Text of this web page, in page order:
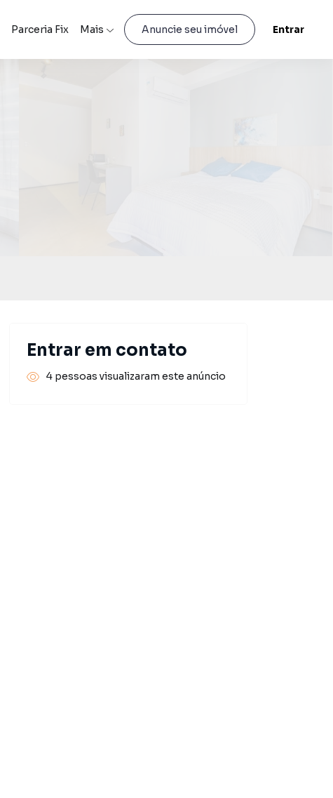
Parceria Fix Mais Anuncie seu imóvel Entrar
Entrar em contato
4 pessoas visualizaram este anúncio